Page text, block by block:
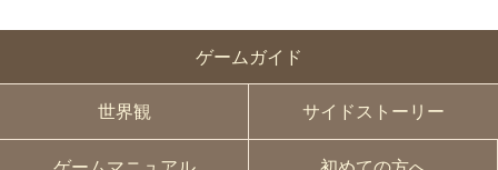
ゲームガイド
世界観 サイドストーリー